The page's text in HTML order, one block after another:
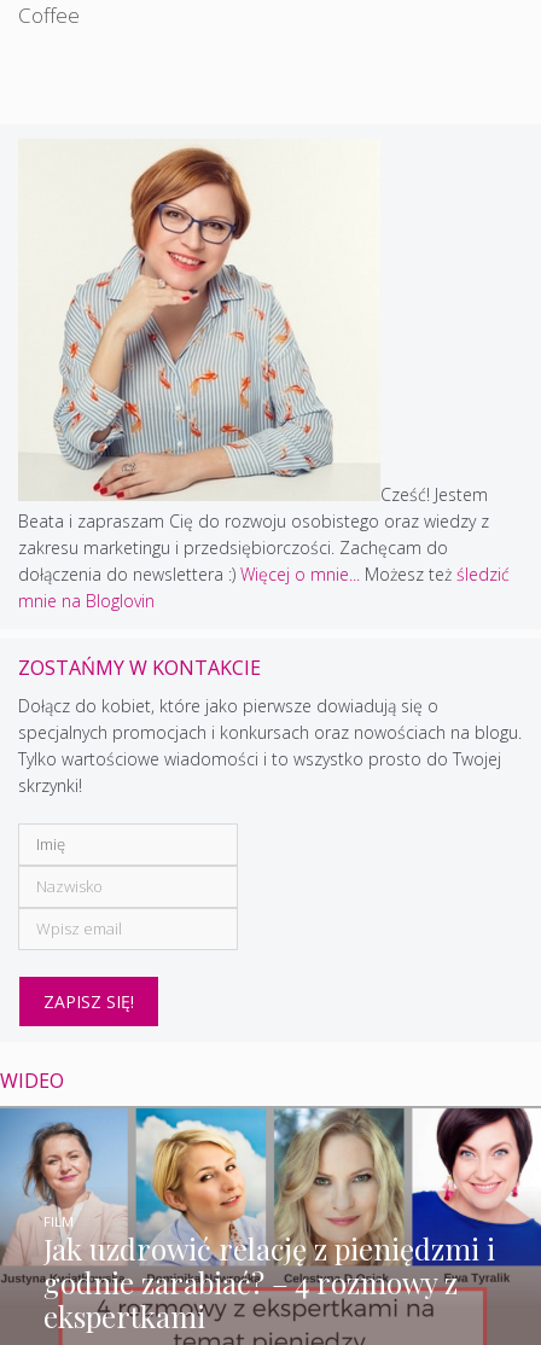
Coffee
Cześć! Jestem
Beata i zapraszam Cię do rozwoju osobistego oraz wiedzy z
zakresu marketingu i przedsiębiorczości. Zachęcam do
dołączenia do newslettera :) Więcej o mnie... Możesz też śledzić
mnie na Bloglovin
ZOSTAŃMY W KONTAKCIE
Dołącz do kobiet, które jako pierwsze dowiadują się o
specjalnych promocjach i konkursach oraz nowościach na blogu.
Tylko wartościowe wiadomości i to wszystko prosto do Twojej
skrzynki!
WIDEO
Jak uzdrowić relację z pieniędzmi i
godnie zarabiać? – 4 rozmowy z
ekspertkami
FILM